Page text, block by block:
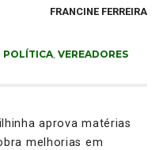
FRANCINE FERREIRA
POLÍTICA, VEREADORES
aprova matérias
melhorias em